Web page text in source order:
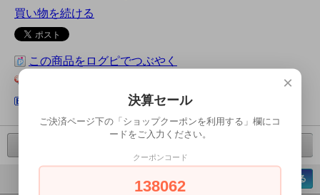
買い物を続ける
この商品をログピでつぶやく
はてなブックマークに登録する
ページの先頭へ戻る
×
決算セール
ご決済ページ下の「ショップクーポンを利用する」欄にコ
ードをご入力ください。
クーポンコード
138062